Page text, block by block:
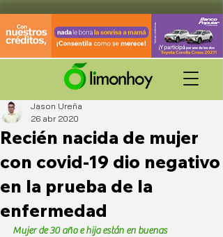
Recién nacida de mujer
con covid-19 dio negativo
en la prueba de la
enfermedad
Jason Ureña
26 abr 2020
Mujer de 30 año e hija están en buenas